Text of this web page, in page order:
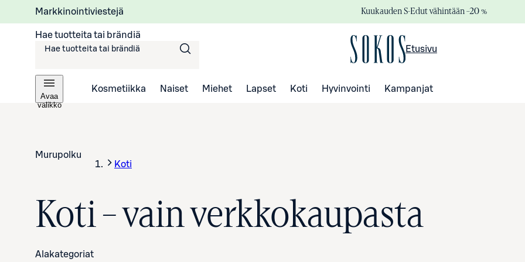
Markkinointiviestejä Kuukauden S-Edut vähintään –20 %
Hae tuotteita tai brändiä
Etusivu
Avaa
valikko
Kosmetiikka Naiset Miehet Lapset Koti Hyvinvointi Kampanjat
Murupolku
Koti
Koti – vain verkkokaupasta
Alakategoriat